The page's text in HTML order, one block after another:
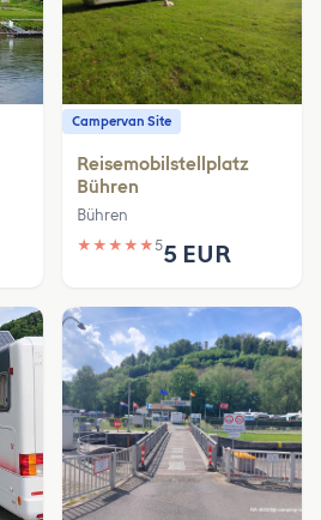
Campervan Site
Reisemobilstellplatz
Bühren
Bühren
★ ★ ★ ★ ★55 EUR